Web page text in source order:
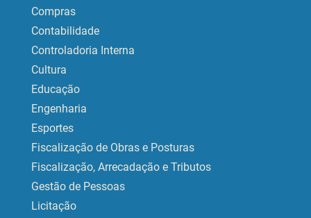
Compras
Contabilidade
Controladoria Interna
Cultura
Educação
Engenharia
Esportes
Fiscalização de Obras e Posturas
Fiscalização, Arrecadação e Tributos
Gestão de Pessoas
Licitação